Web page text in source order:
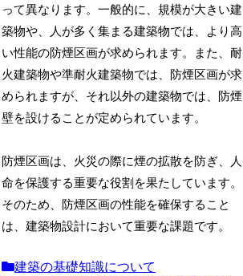
って異なります。一般的に、規模が大きい建
築物や、人が多く集まる建築物では、より高
い性能の防煙区画が求められます。また、耐
火建築物や準耐火建築物では、防煙区画が求
められますが、それ以外の建築物では、防煙
壁を設けることが定められています。
防煙区画は、火災の際に煙の拡散を防ぎ、人
命を保護する重要な役割を果たしています。
そのため、防煙区画の性能を確保すること
は、建築物設計において重要な課題です。
建築の基礎知識について